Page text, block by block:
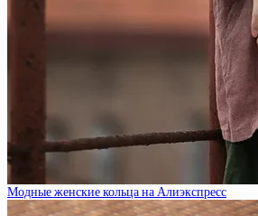
Модные женские кольца на Алиэкспресс